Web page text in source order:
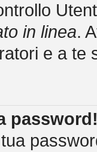
in linea.
e a te